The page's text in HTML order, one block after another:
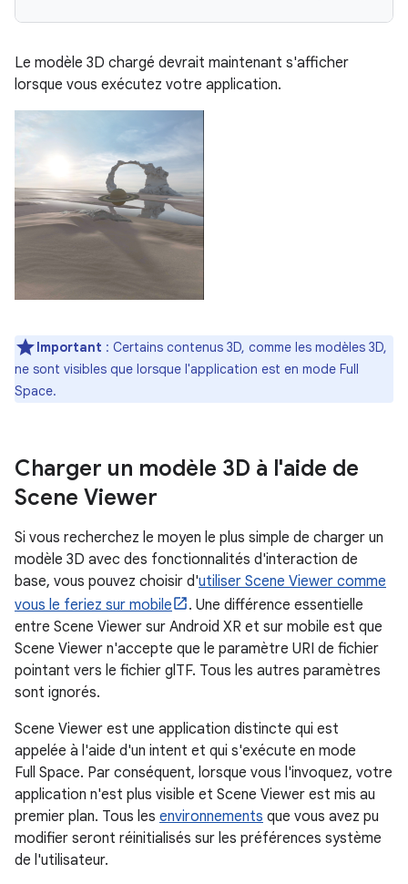
Le modèle 3D chargé devrait maintenant s'afficher
lorsque vous exécutez votre application.
Important : Certains contenus 3D, comme les modèles 3D,
ne sont visibles que lorsque l'application est en mode Full
Space.
Charger un modèle 3D à l'aide de
Scene Viewer
Si vous recherchez le moyen le plus simple de charger un
modèle 3D avec des fonctionnalités d'interaction de
base, vous pouvez choisir d'utiliser Scene Viewer comme
vous le feriez sur mobile
. Une différence essentielle
entre Scene Viewer sur Android XR et sur mobile est que
Scene Viewer n'accepte que le paramètre URI de fichier
pointant vers le fichier glTF. Tous les autres paramètres
sont ignorés.
Scene Viewer est une application distincte qui est
appelée à l'aide d'un intent et qui s'exécute en mode
Full Space. Par conséquent, lorsque vous l'invoquez, votre
application n'est plus visible et Scene Viewer est mis au
premier plan. Tous les environnements que vous avez pu
modifier seront réinitialisés sur les préférences système
de l'utilisateur.